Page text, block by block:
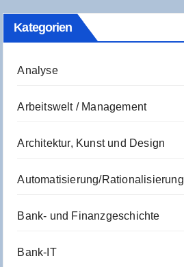
Kate­go­rien
Analyse
Arbeitswelt / Management
Architektur, Kunst und Design
Automatisierung/Rationalisierung
Bank- und Finanzgeschichte
Bank-IT